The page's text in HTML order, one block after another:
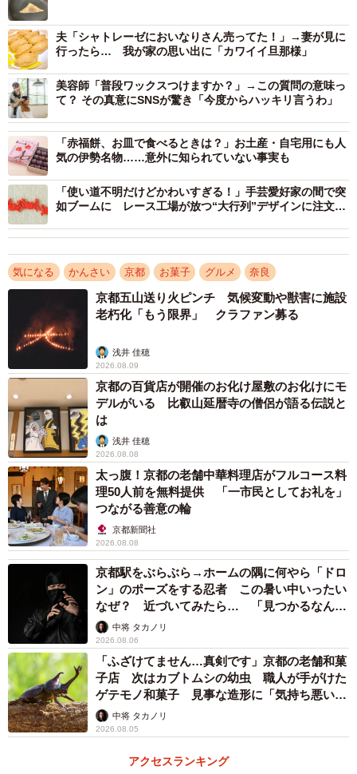
2/4
生八つ橋は焼いて食べる？（フジコさん提供）
京都人がわざわざ生で作ったものを、焼いて食べる奈良
人…関西ならではの自意識がさく裂したユニークな行為だ
が、果たしてそのお味は？
フジコさんにお話を聞いた。
――どのような変化があるのでしょうか？
フジコ：焼くことでニッキの香りが立ち、食感もパリパリ
モチモチと楽しくなります。
――ご投稿に対し、大きな反響がありました。
フジコ：みなさん本当に諸国銘菓の話が好きなんだなと思
いました。ご当地お菓子の話って、誰でも必ずワンエピソ
ードは持っていて楽しいですよね。
◇ ◇
SNSユーザーたちから
「午後の紅茶を午前に飲んだりさけるチーズをそのまま食
ったりするレベルの大罪やんけ。。」
「なんか、名物って手を加えると『それじゃなくなる神
夫「シャトレーゼにおいなりさん売ってた！」→妻が見に
行ったら… 我が家の思い出に「カワイイ旦那様」
美容師「普段ワックスつけますか？」→この質問の意味っ
て？ その真意にSNSが驚き「今度からハッキリ言うわ」
「赤福餅、お皿で食べるときは？」お土産・自宅用にも人
気の伊勢名物……意外に知られていない事実も
「使い道不明だけどかわいすぎる！」手芸愛好家の間で突
如ブームに レース工場が放つ“大行列”デザインに注文7
気になる かんさい 京都 お菓子 グルメ 奈良
京都五山送り火ピンチ 気候変動や獣害に施設
老朽化「もう限界」 クラファン募る
浅井 佳穂
2026.08.09
京都の百貨店が開催のお化け屋敷のお化けにモ
デルがいる 比叡山延暦寺の僧侶が語る伝説と
は
浅井 佳穂
2026.08.08
太っ腹！京都の老舗中華料理店がフルコース料
理50人前を無料提供 「一市民としてお礼を」
つながる善意の輪
京都新聞社
2026.08.08
京都駅をぶらぶら→ホームの隅に何やら「ドロ
ン」のポーズをする忍者 この暑い中いったい
なぜ？ 近づいてみたら… 「見つかるなんて
未熟」中将 タカノリ
2026.08.06
「ふざけてません…真剣です」京都の老舗和菓
子店 次はカブトムシの幼虫 職人が手がけた
ゲテモノ和菓子 見事な造形に「気持ち悪いく
らいリアル」
中将 タカノリ
2026.08.05
アクセスランキング